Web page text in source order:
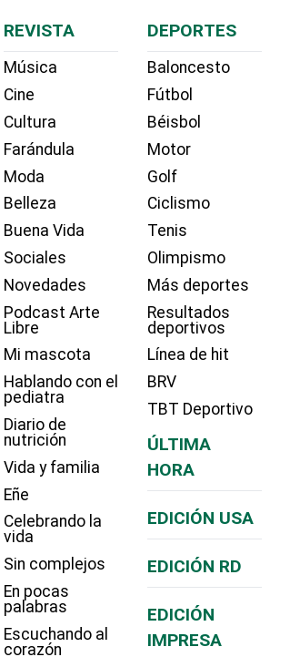
REVISTA
Música
Cine
Cultura
Farándula
Moda
Belleza
Buena Vida
Sociales
Novedades
Podcast Arte
Libre
Mi mascota
Hablando con el
pediatra
Diario de
nutrición
Vida y familia
Eñe
Celebrando la
vida
Sin complejos
En pocas
palabras
Escuchando al
corazón
DEPORTES
Baloncesto
Fútbol
Béisbol
Motor
Golf
Ciclismo
Tenis
Olimpismo
Más deportes
Resultados
deportivos
Línea de hit
BRV
TBT Deportivo
ÚLTIMA
HORA
EDICIÓN USA
EDICIÓN RD
EDICIÓN
IMPRESA